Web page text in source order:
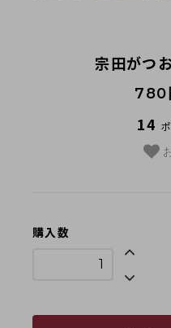
特定商取引法に基
宗田がつ
780
14
購入数